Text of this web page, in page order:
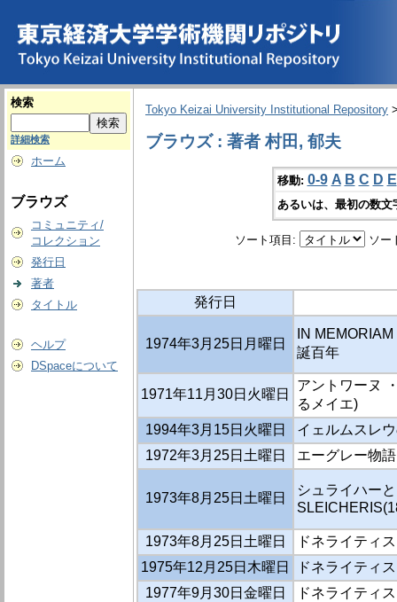
検索
詳細検索
ホーム
ブラウズ
コミュニティ/
コレクション
発行日
著者
タイトル
ヘルプ
DSpaceについて
Tokyo Keizai University Institutional Repository
ブラウズ : 著者 村田, 郁夫
移動: 0-9 A B C D E
あるいは、最初の数
ソート項目: ソー
発行日
1974年3月25日月曜日
IN
誕百年
1971年11月30日火曜日
アントワーヌ
るメイエ)
1994年3月15日火曜日
イェルムスレ
1972年3月25日土曜日
エーグレー物
1973年8月25日土曜日
シュライハー
1973年8月25日土曜日
ドネライティ
1975年12月25日木曜日
ドネライティ
1977年9月30日金曜日
ドネライティ